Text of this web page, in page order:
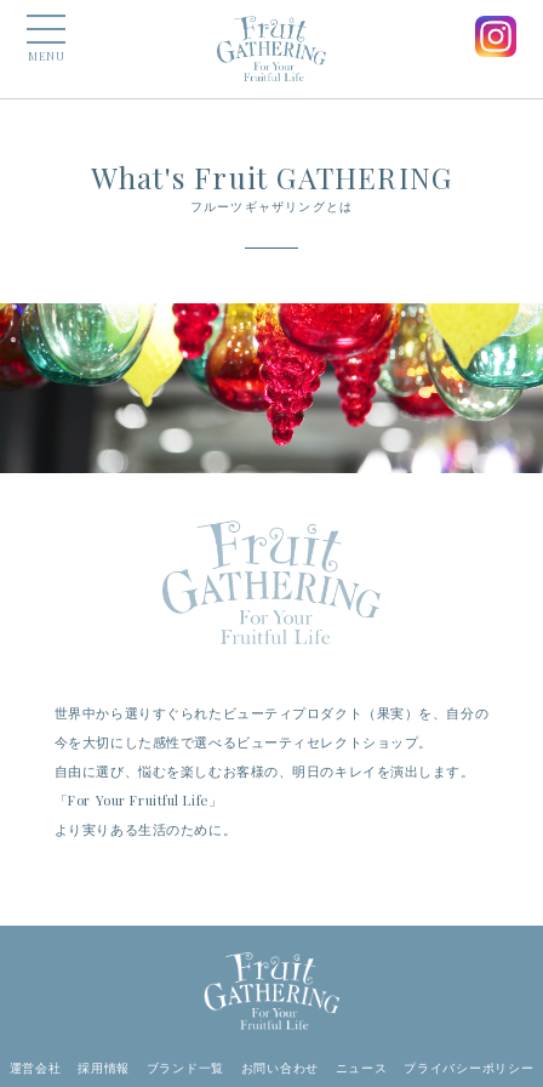
MENU
What's Fruit GATHERING
フルーツギャザリングとは
世界中から選りすぐられたビューティプロダクト（果実）を、自分の
今を大切にした感性で選べるビューティセレクトショップ。
自由に選び、悩むを楽しむお客様の、明日のキレイを演出します。
「For Your Fruitful Life」
より実りある生活のために。
運営会社 採用情報 ブランド一覧 お問い合わせ ニュース プライバシーポリシー